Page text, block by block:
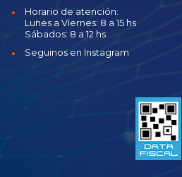
Horario de atención:
Lunes a Viernes: 8 a 15 hs
Sábados: 8 a 12 hs
Seguinos en Instagram